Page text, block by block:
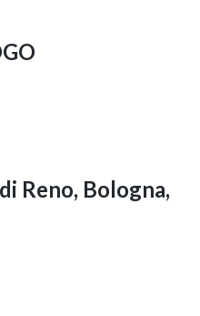
Reno, Bologna,